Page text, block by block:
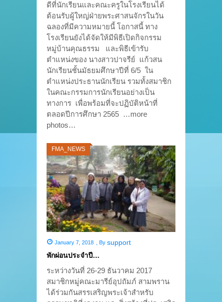
ดีที่นักเรียนและคณะครูในโรงเรียนได้
ต้อนรับผู้ใหญ่ฝ่ายพระศาสนจักรในวัน
ฉลองที่มีความหมายนี้ โอกาสนี้ ทาง
โรงเรียนยังได้จัดให้มีพิธีเปิดกิจกรรม
หมู่บ้านคุณธรรม และพิธีเข้ารับ
ตำแหน่งของ นางสาวปาจรีย์ แก้วสน
นักเรียนชั้นมัธยมศึกษาปีที่ 6/5 ใน
ตำแหน่งประธานนักเรียน รวมทั้งสมาชิก
ในคณะกรรมการนักเรียนอย่างเป็น
ทางการ เพื่อพร้อมที่จะปฏิบัติหน้าที่
ตลอดปีการศึกษา 2565 …more
photos…
FMA_NEWS
January 7, 2018 By support
พักผ่อนประจำปี…
ระหว่างวันที่ 26-29 ธันวาคม 2017
สมาชิกหมู่คณะมารีย์อุปถัมภ์ สามพราน
ได้ร่วมกันสรรเสริญพระเจ้าสำหรับ